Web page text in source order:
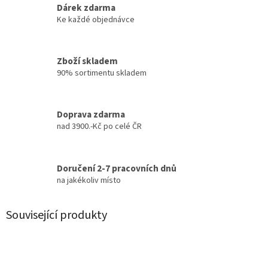
Dárek zdarma
Ke každé objednávce
Zboží skladem
90% sortimentu skladem
Doprava zdarma
nad 3900.-Kč po celé ČR
Doručení 2-7 pracovních dnů
na jakékoliv místo
Související produkty